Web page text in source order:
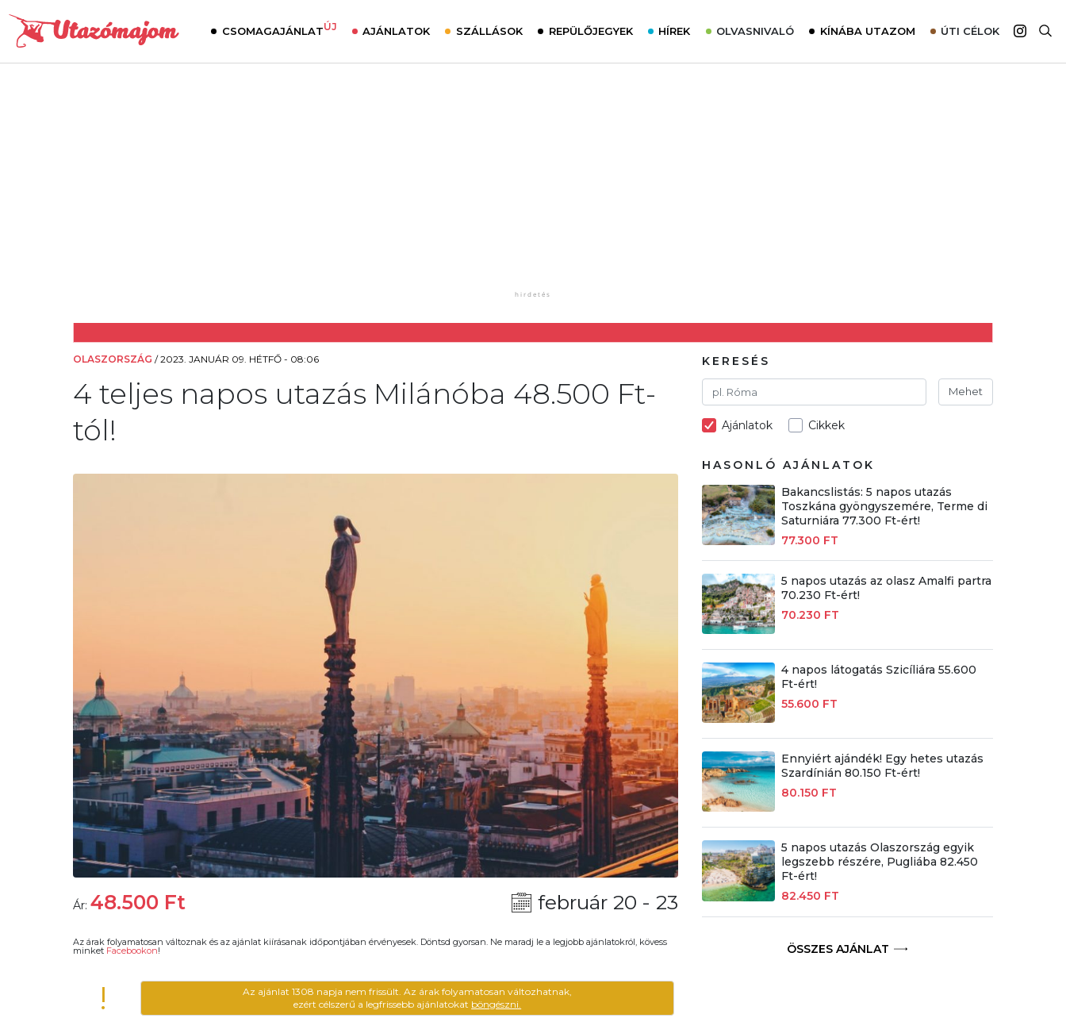
CSOMAGAJÁNLATÚJ AJÁNLATOK SZÁLLÁSOK REPÜLŐJEGYEK HÍREK OLVASNIVALÓ KÍNÁBA UTAZOM ÚTI CÉLOK
OLASZORSZÁG /2023. JANUÁR 09. HÉTFŐ - 08:06
4 teljes napos utazás Milánóba 48.500 Ft-
tól!
Ár: 48.500 Ft február 20 - 23
Az árak folyamatosan változnak és az ajánlat kiírásanak időpontjában érvényesek. Döntsd gyorsan. Ne maradj le a legjobb ajánlatokról, kövess
minket Facebookon!
!
Az ajánlat 1308 napja nem frissült. Az árak folyamatosan változhatnak,
ezért célszerű a legfrissebb ajánlatokat böngészni.
KERESÉS
Mehet
Ajánlatok Cikkek
HASONLÓ AJÁNLATOK
Bakancslistás: 5 napos utazás
Toszkána gyöngyszemére, Terme di
Saturniára 77.300 Ft-ért!
77.300 FT
5 napos utazás az olasz Amalfi partra
70.230 Ft-ért!
70.230 FT
4 napos látogatás Szicíliára 55.600
Ft-ért!
55.600 FT
Ennyiért ajándék! Egy hetes utazás
Szardínián 80.150 Ft-ért!
80.150 FT
5 napos utazás Olaszország egyik
legszebb részére, Pugliába 82.450
Ft-ért!
82.450 FT
ÖSSZES AJÁNLAT